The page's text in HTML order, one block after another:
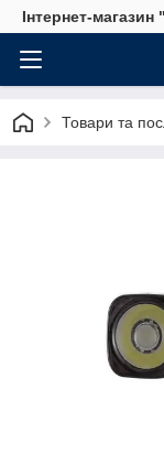
Інтернет-
Товари та